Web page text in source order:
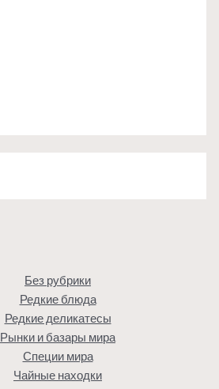
Без рубрики
Редкие блюда
Редкие деликатесы
Рынки и базары мира
Специи мира
Чайные находки